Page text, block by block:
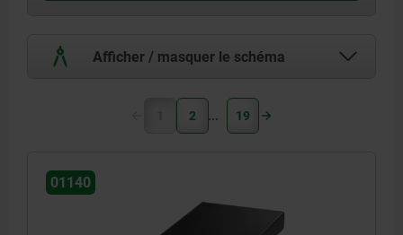
Afficher / masquer le schéma
1 2 19
01140